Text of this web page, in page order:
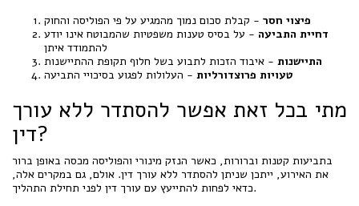
פיצוי חסר - קבלת סכום נמוך מהמגיע על פי הפוליסה והחוק
דחיית התביעה - על בסיס טענות משפטיות שהמבוטח אינו יודע
להתמודד איתן
התיישנות - איבוד הזכות לתבוע בשל חלוף תקופת ההתיישנות
טעויות פרוצדורליות - העלולות לפגוע בסיכויי התביעה
מתי בכל זאת אפשר להסתדר ללא עורך
דין?
בתביעות קטנות וברורות, כאשר הנזק מינורי והפוליסה מכסה באופן ברור
את האירוע, ייתכן שניתן להסתדר ללא עורך דין. אולם, גם במקרים אלה,
כדאי לפחות להתייעץ עם עורך דין לפני תחילת התהליך.